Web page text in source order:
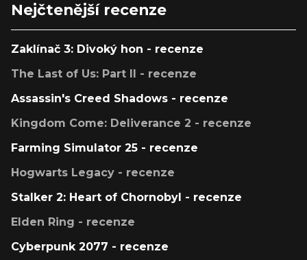
Nejčtenější recenze
Zaklínač 3: Divoký hon - recenze
The Last of Us: Part II - recenze
Assassin's Creed Shadows - recenze
Kingdom Come: Deliverance 2 - recenze
Farming Simulator 25 - recenze
Hogwarts Legacy - recenze
Stalker 2: Heart of Chornobyl - recenze
Elden Ring - recenze
Cyberpunk 2077 - recenze